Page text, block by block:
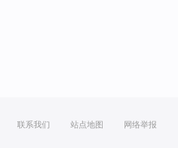
联系我们 站点地图 网络举报